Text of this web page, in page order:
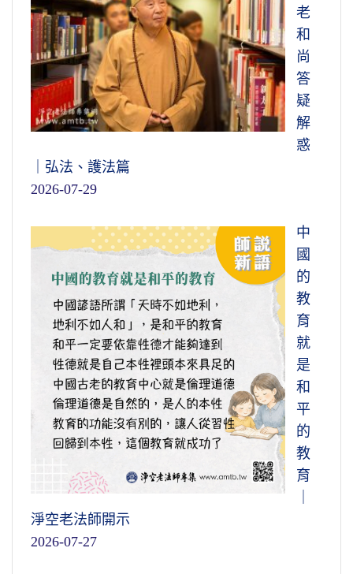
老
和
尚
答
疑
解
惑
｜弘法、護法篇
2026-07-29
中
國
的
教
育
就
是
和
平
的
教
育
淨空老法師開示
2026-07-27